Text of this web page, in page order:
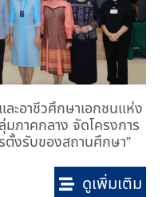
ะอาชีวศึกษาเอกชนแห่ง
มภาคกลาง จัดโครงการ
ตั้งรับของสถานศึกษา”
ดูเพิ่มเติม